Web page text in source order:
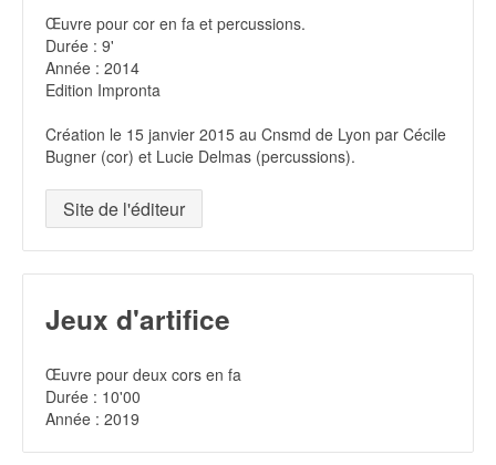
Œuvre pour cor en fa et percussions.
Durée : 9'
Année : 2014
Edition Impronta
Création le 15 janvier 2015 au Cnsmd de Lyon par Cécile
Bugner (cor) et Lucie Delmas (percussions).
Site de l'éditeur
Jeux d'artifice
Œuvre pour deux cors en fa
Durée : 10'00
Année : 2019